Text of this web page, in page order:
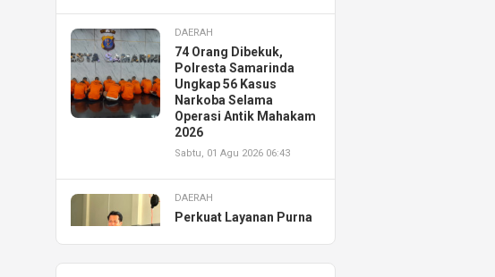
DAERAH
74 Orang Dibekuk,
Polresta Samarinda
Ungkap 56 Kasus
Narkoba Selama
Operasi Antik Mahakam
2026
Sabtu, 01 Agu 2026 06:43
DAERAH
Perkuat Layanan Purna
Resmikan AHASS